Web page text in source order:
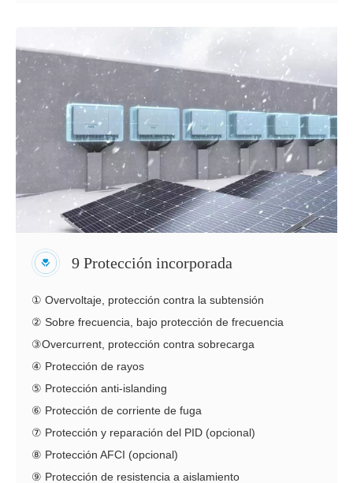
9 Protección incorporada
① Overvoltaje, protección contra la subtensión
② Sobre frecuencia, bajo protección de frecuencia
③Overcurrent, protección contra sobrecarga
④ Protección de rayos
⑤ Protección anti-islanding
⑥ Protección de corriente de fuga
⑦ Protección y reparación del PID (opcional)
⑧ Protección AFCI (opcional)
⑨ Protección de resistencia a aislamiento